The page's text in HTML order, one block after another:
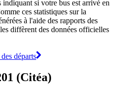
si votre bus est arrivé en
ces statistiques sur la
à l'aide des rapports des
diffèrent des données officielles
départs
(Citéa)